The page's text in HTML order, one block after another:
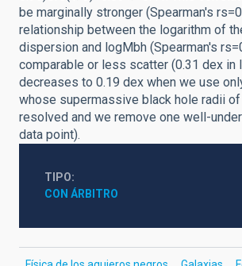
be marginally stronger (Spearman's
relationship between the logarithm of
dispersion and logMbh (Spearman's
comparable or less scatter (0.31 dex in
decreases to 0.19 dex when we use
whose supermassive black hole radii of
resolved and we remove one well-
data point).
TIPO
CON ÁRBITRO